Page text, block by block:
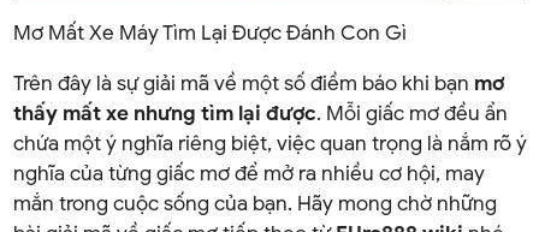
Mơ Mất Xe Máy Tìm Lại Được Đánh Con Gì
Trên đây là sự giải mã về một số điềm báo khi bạn mơ
thấy mất xe nhưng tìm lại được. Mỗi giấc mơ đều ẩn
chứa một ý nghĩa riêng biệt, việc quan trọng là nắm rõ ý
nghĩa của từng giấc mơ để mở ra nhiều cơ hội, may
mắn trong cuộc sống của bạn. Hãy mong chờ những